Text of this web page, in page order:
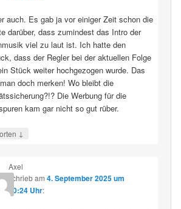
auch. Es gab ja vor einiger Zeit schon die
darüber, dass zumindest das Intro der
viel zu laut ist. Ich hatte den
dass der Regler bei der aktuellen Folge
Stück weiter hochgezogen wurde. Das
doch merken! Wo bleibt die
Die Werbung für die
kam gar nicht so gut rüber.
↓
Axel
schriebam 4. September 2025 um
10:24 Uhr: